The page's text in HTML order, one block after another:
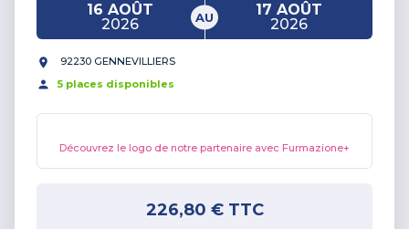
16 AOÛT
2026
AU
17 AOÛT
2026
92230 GENNEVILLIERS
5 places disponibles
Découvrez le logo de notre partenaire avec Furmazione+
226,80 €TTC